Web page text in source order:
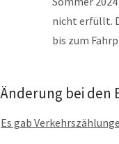
nicht erfüllt.
bis zum
Änderung bei den
Es gab